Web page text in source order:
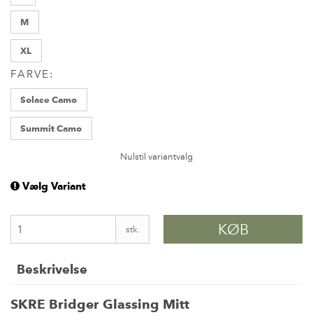
M
XL
FARVE:
Solace Camo
Summit Camo
Nulstil variantvalg
Vælg Variant
stk. KØB
Beskrivelse
SKRE Bridger Glassing Mitt